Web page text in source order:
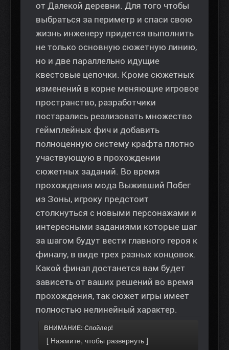
от Далекой деревни. Для того чтобы
выбраться за периметр и спаси свою
жизнь инженеру придется выполнить
не только основную сюжетную линию,
но и две параллельно идущие
квестовые цепочки. Кроме сюжетных
изменений в корне меняющие игровое
пространство, разработчики
постарались реализовать множество
геймплейных фич и добавить
полноценную систему крафта плотно
участвующую в прохождении
сюжетных заданий. Во время
прохождения мода Выживший Побег
из Зоны, игроку предстоит
столкнуться с новыми персонажами и
интересными заданиями которые шаг
за шагом будут вести главного героя к
финалу, в виде трех разных концовок.
Какой финал достанется вам будет
зависеть от ваших решений во время
прохождения, так сюжет игры имеет
полностью нелинейный характер.
ВНИМАНИЕ: Спойлер!